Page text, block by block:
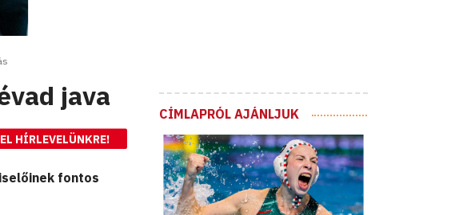
java
HÍRLEVELÜNKRE!
fontos
CÍMLAPRÓL AJÁNLJUK